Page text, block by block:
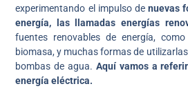
experimentando el impulso de nuevas
energía, las llamadas energías
fuentes renovables de energía,
biomasa, y muchas formas de
bombas de agua. Aquí vamos a
energía eléctrica.